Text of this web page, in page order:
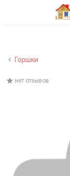
Горшки
нет отзывов